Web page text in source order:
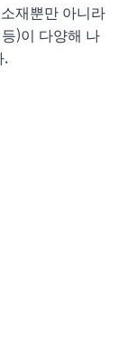
재뿐만 아니라
)이 다양해 나
.